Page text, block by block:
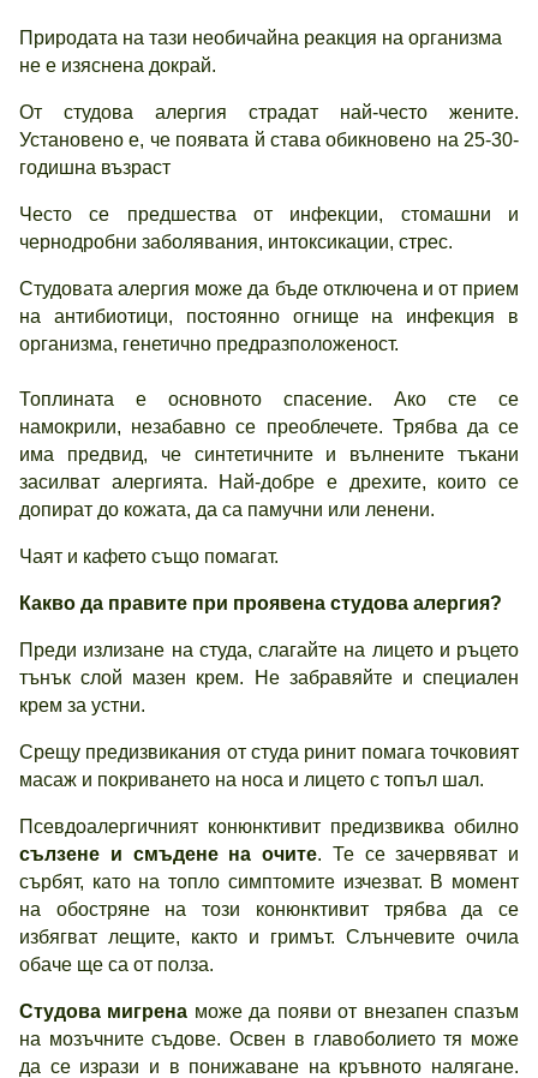
Природата на тази необичайна реакция на организма
не е изяснена докрай.
От студова алергия страдат най-често жените.
Установено е, че появата й става обикновено на 25-30-
годишна възраст
Често се предшества от инфекции, стомашни и
чернодробни заболявания, интоксикации, стрес.
Студовата алергия може да бъде отключена и от прием
на антибиотици, постоянно огнище на инфекция в
организма, генетично предразположеност.
Топлината е основното спасение. Ако сте се
намокрили, незабавно се преоблечете. Трябва да се
има предвид, че синтетичните и вълнените тъкани
засилват алергията. Най-добре е дрехите, които се
допират до кожата, да са памучни или ленени.
Чаят и кафето също помагат.
Какво да правите при проявена студова алергия?
Преди излизане на студа, слагайте на лицето и ръцето
тънък слой мазен крем. Не забравяйте и специален
крем за устни.
Срещу предизвикания от студа ринит помага точковият
масаж и покриването на носа и лицето с топъл шал.
Псевдоалергичният конюнктивит предизвиква обилно
сълзене и смъдене на очите. Те се зачервяват и
сърбят, като на топло симптомите изчезват. В момент
на обостряне на този конюнктивит трябва да се
избягват лещите, както и гримът. Слънчевите очила
обаче ще са от полза.
Студова мигрена може да появи от внезапен спазъм
на мозъчните съдове. Освен в главоболието тя може
да се изрази и в понижаване на кръвното налягане.